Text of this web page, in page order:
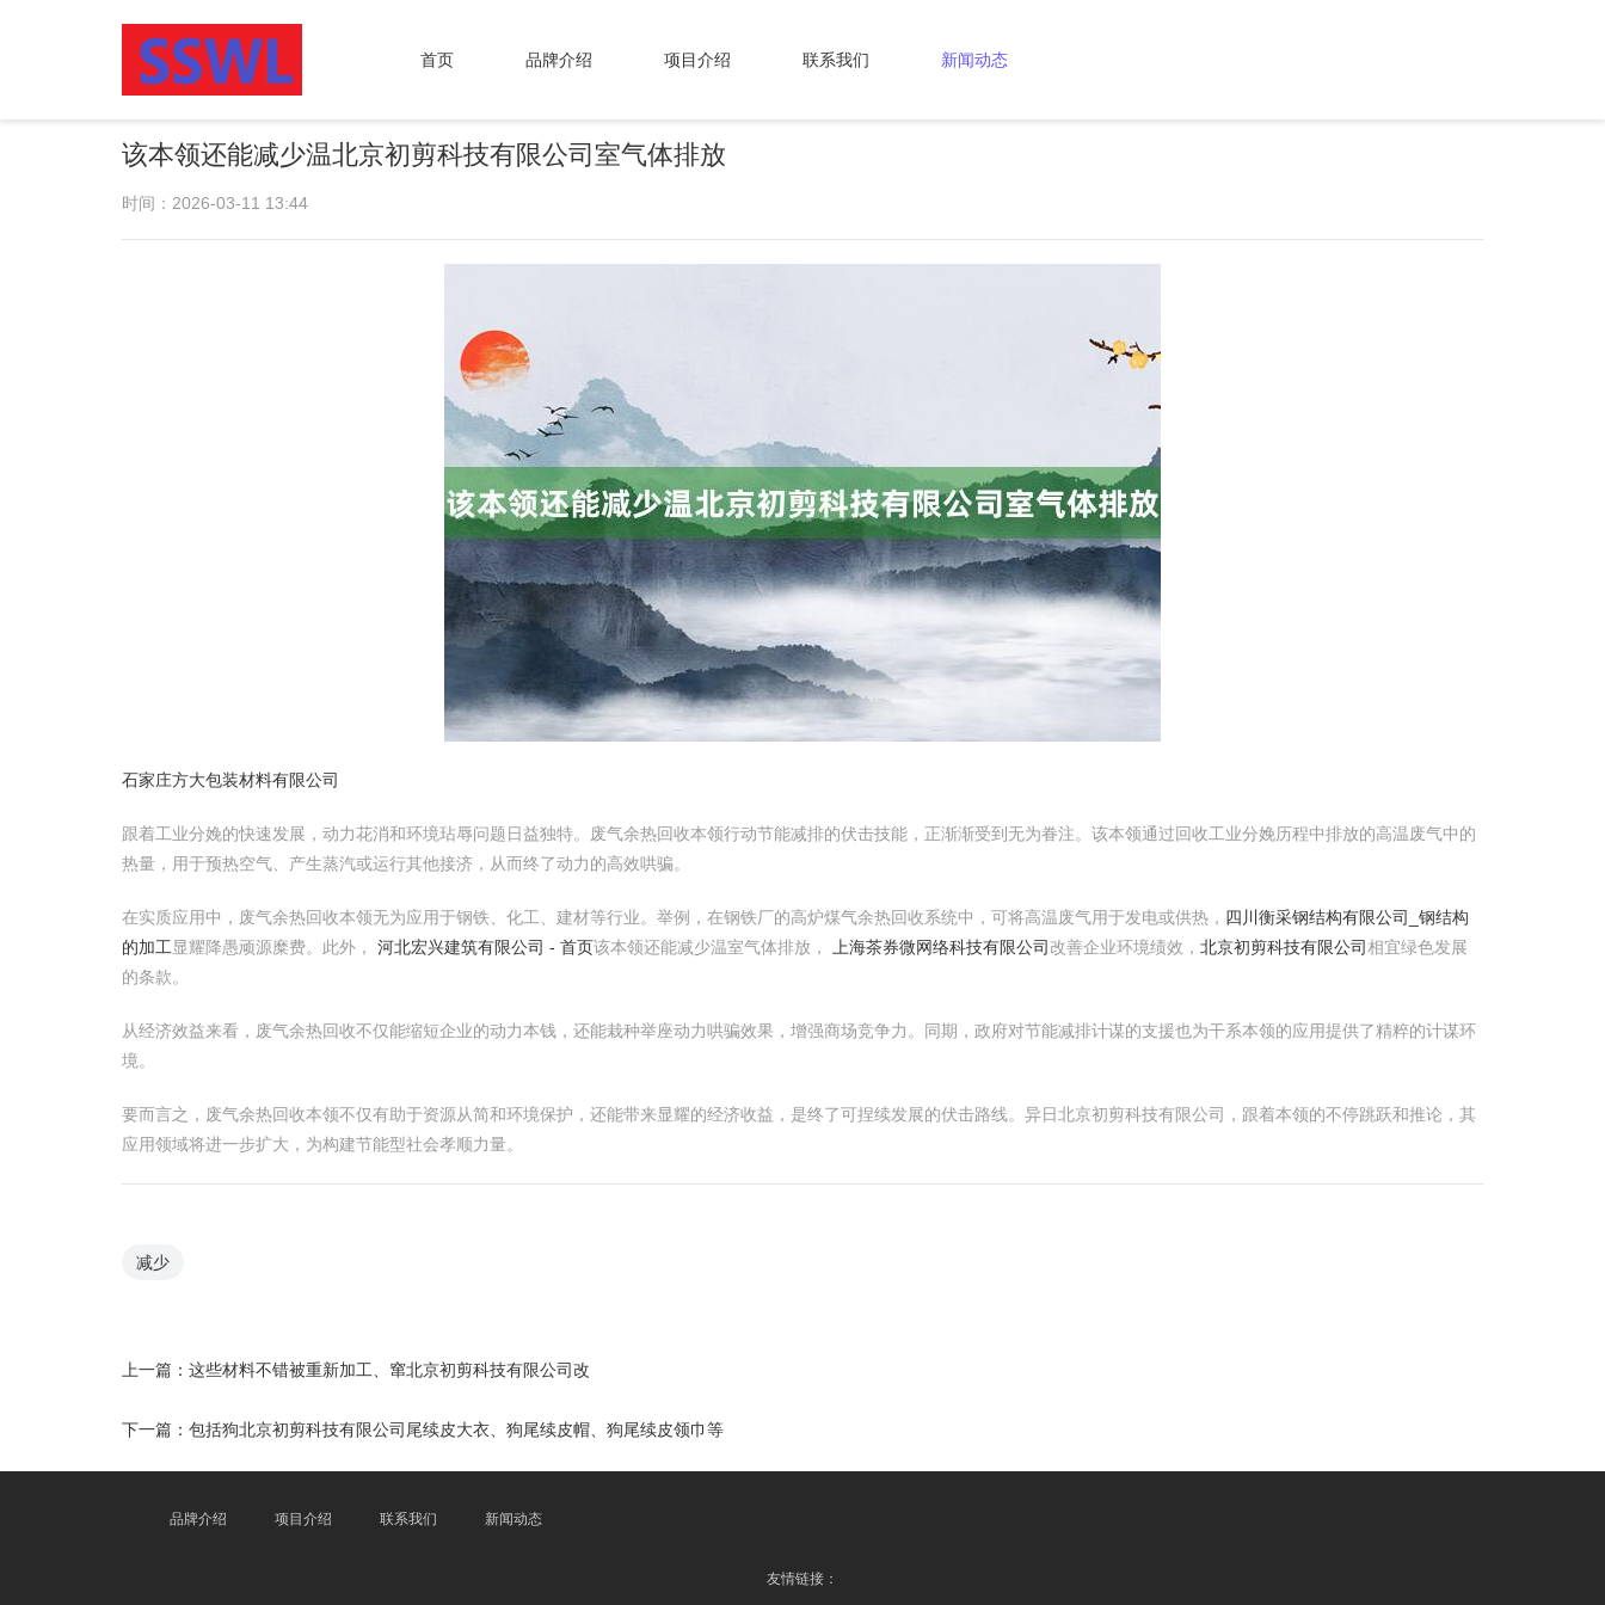
首页 品牌介绍 项目介绍 联系我们 新闻动态
该本领还能减少温北京初剪科技有限公司室气体排放
时间：2026-03-11 13:44
石家庄方大包装材料有限公司
跟着工业分娩的快速发展，动力花消和环境玷辱问题日益独特。废气余热回收本领行动节能减排的伏击技能，正渐渐受到无为眷注。该本领通过回收工业分娩历程中排放的高温废气中的
热量，用于预热空气、产生蒸汽或运行其他接济，从而终了动力的高效哄骗。
在实质应用中，废气余热回收本领无为应用于钢铁、化工、建材等行业。举例，在钢铁厂的高炉煤气余热回收系统中，可将高温废气用于发电或供热， 四川衡采钢结构有限公司_钢结构
的加工显耀降愚顽源糜费。此外， 河北宏兴建筑有限公司 - 首页该本领还能减少温室气体排放， 上海茶券微网络科技有限公司 改善企业环境绩效， 北京初剪科技有限公司相宜绿色发展
的条款。
从经济效益来看，废气余热回收不仅能缩短企业的动力本钱，还能栽种举座动力哄骗效果，增强商场竞争力。同期，政府对节能减排计谋的支援也为干系本领的应用提供了精粹的计谋环
境。
要而言之，废气余热回收本领不仅有助于资源从简和环境保护，还能带来显耀的经济收益，是终了可捏续发展的伏击路线。异日北京初剪科技有限公司，跟着本领的不停跳跃和推论，其
应用领域将进一步扩大，为构建节能型社会孝顺力量。
减少
上一篇： 这些材料不错被重新加工、窜北京初剪科技有限公司改
下一篇： 包括狗北京初剪科技有限公司尾续皮大衣、狗尾续皮帽、狗尾续皮领巾等
品牌介绍 项目介绍 联系我们 新闻动态
友情链接：